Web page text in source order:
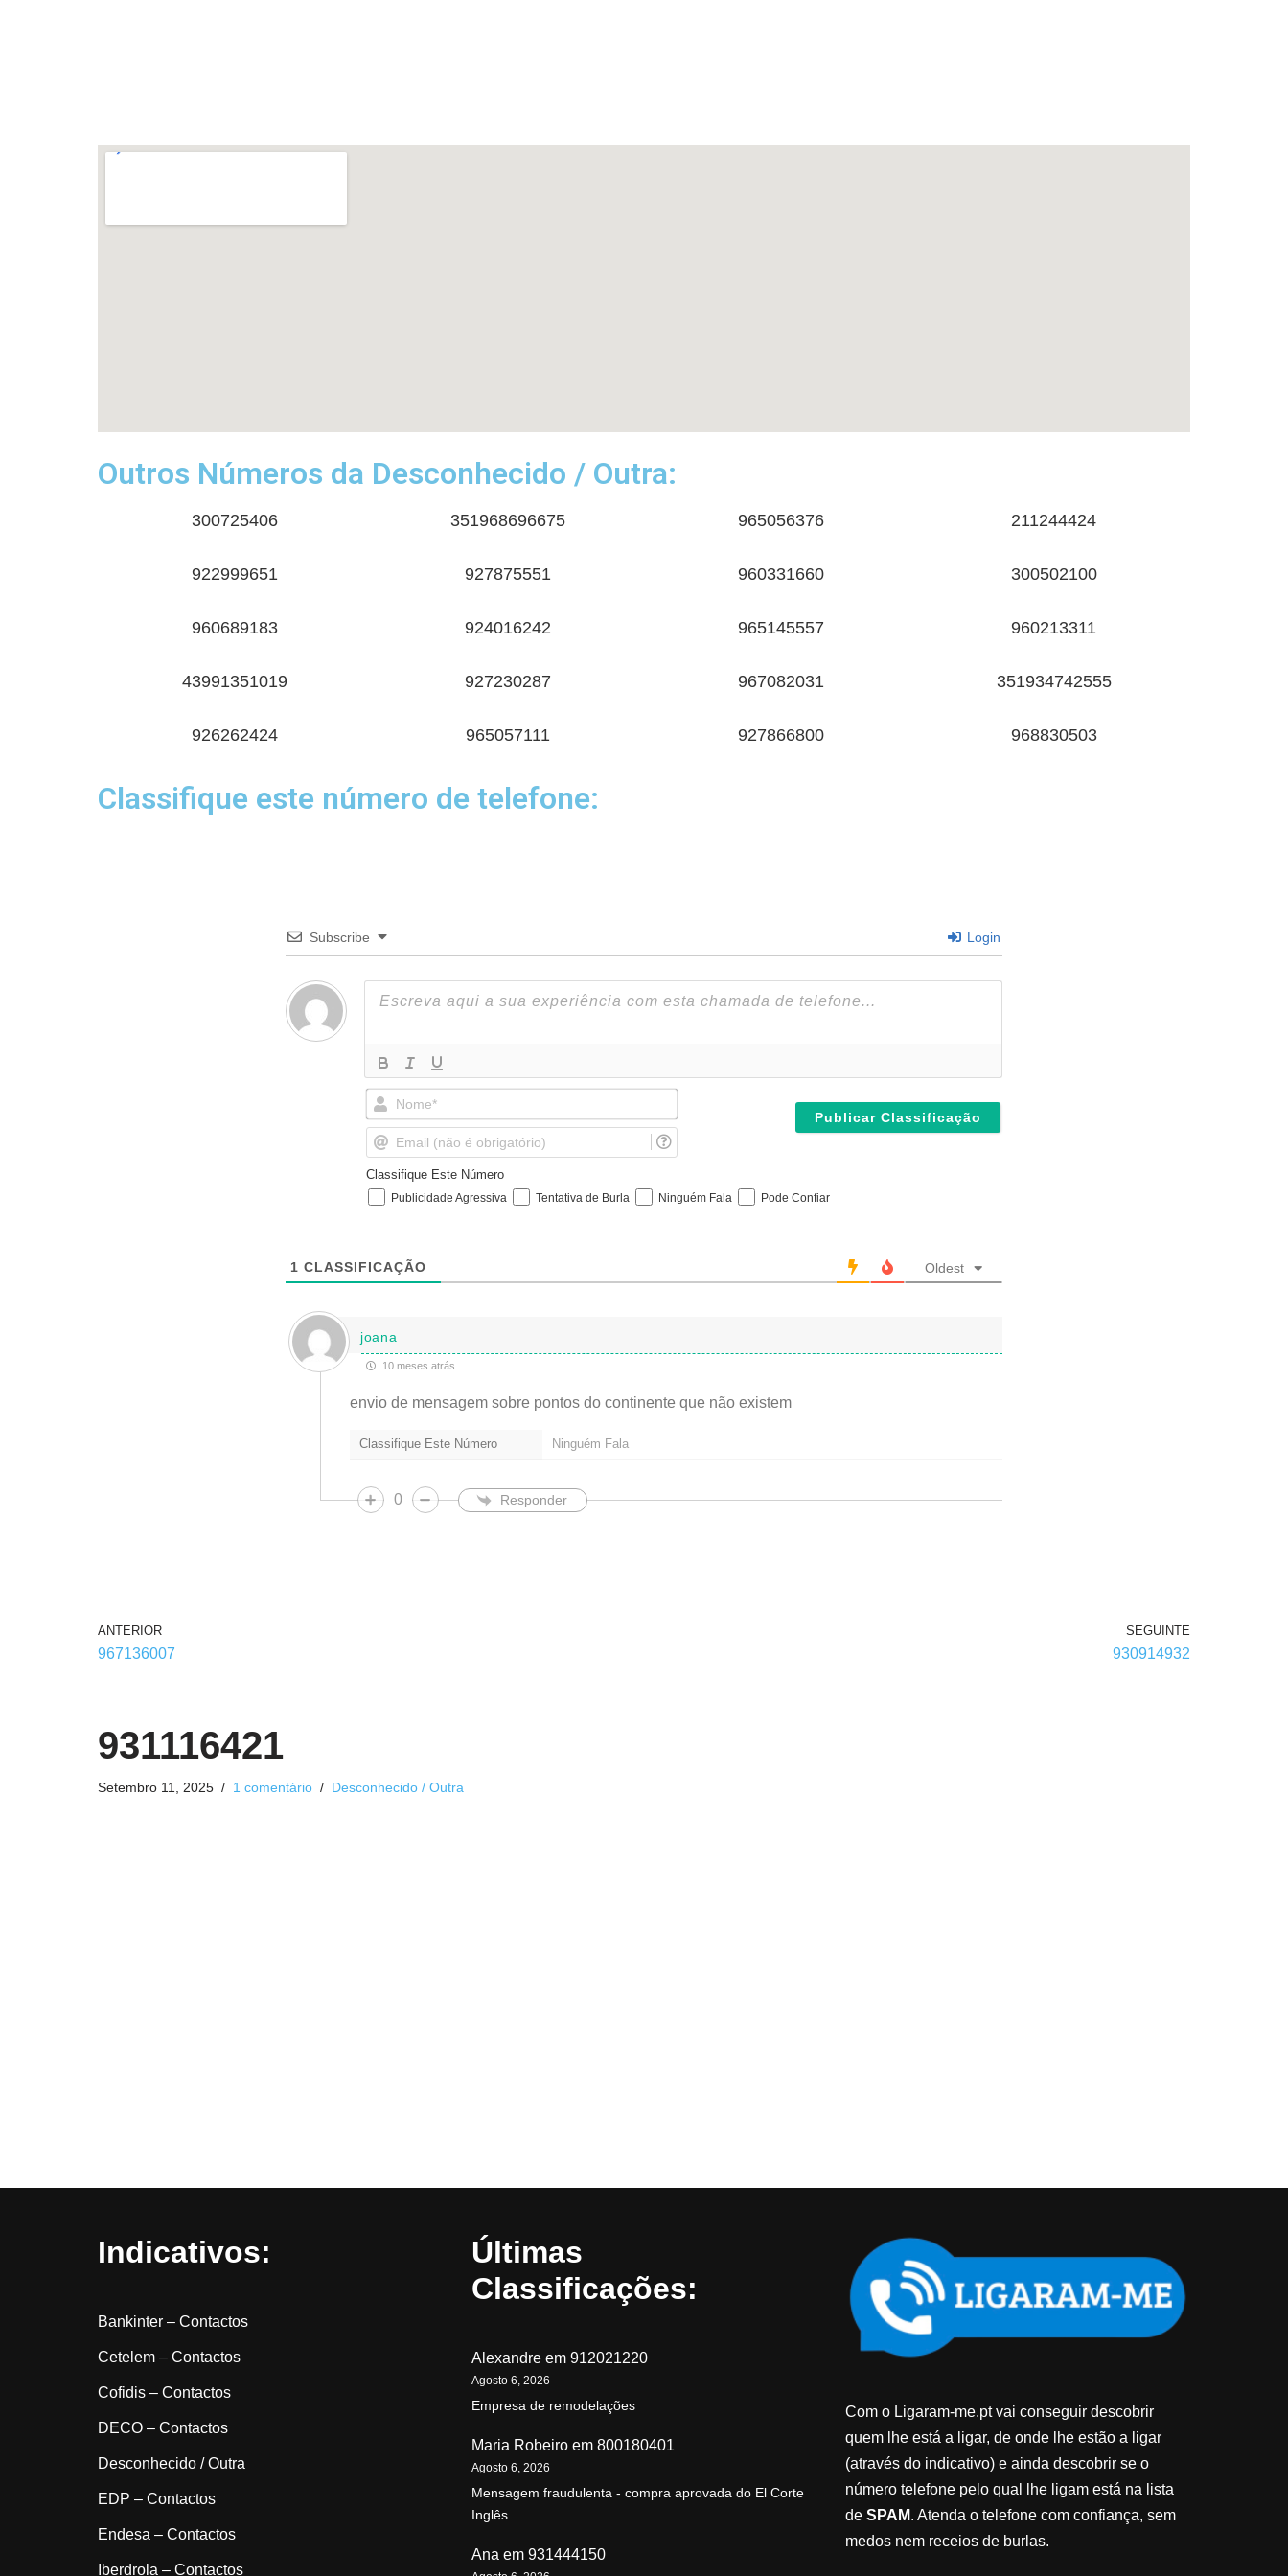
Outros Números da Desconhecido / Outra:
300725406 351968696675 965056376 211244424
922999651 927875551 960331660 300502100
960689183 924016242 965145557 960213311
43991351019 927230287 967082031 351934742555
926262424 965057111 927866800 968830503
Classifique este número de telefone:
Subscribe Login
N
m
l
i
t
)
Classifique Este Número
Publicidade Agressiva Tentativa de Burla Ninguém Fala Pode Confiar
1 CLASSIFICAÇÃO Oldest
joana
10 meses atrás
envio de mensagem sobre pontos do continente que não existem
Classifique Este Número Ninguém Fala
0 Responder
ANTERIOR
967136007
SEGUINTE
930914932
931116421
Setembro 11, 2025 1 comentário Desconhecido / Outra
Indicativos:
Bankinter – Contactos
Cetelem – Contactos
Cofidis – Contactos
DECO – Contactos
Desconhecido / Outra
EDP – Contactos
Endesa – Contactos
Iberdrola – Contactos
Últimas
Classificações:
Alexandre em 912021220
Agosto 6, 2026
Empresa de remodelações
Maria Robeiro em 800180401
Agosto 6, 2026
Mensagem fraudulenta - compra aprovada do El Corte
Inglês...
Ana em 931444150
Com o Ligaram-me.pt vai conseguir descobrir
quem lhe está a ligar, de onde lhe estão a ligar
(através do indicativo) e ainda descobrir se o
número telefone pelo qual lhe ligam está na lista
de SPAM. Atenda o telefone com confiança, sem
medos nem receios de burlas.